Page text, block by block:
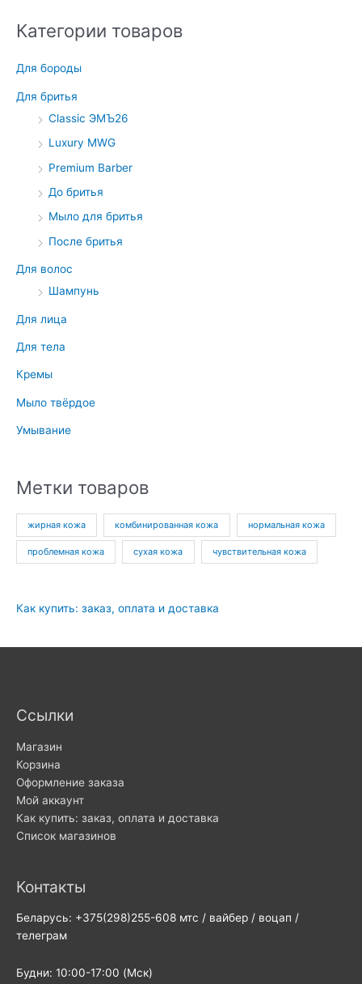
Категории товаров
Для бороды
Для бритья
Classic ЭМЪ26
Luxury MWG
Premium Barber
До бритья
Мыло для бритья
После бритья
Для волос
Шампунь
Для лица
Для тела
Кремы
Мыло твёрдое
Умывание
Метки товаров
жирная кожа комбинированная кожа нормальная кожа
проблемная кожа сухая кожа чувствительная кожа
Как купить: заказ, оплата и доставка
Ссылки
Магазин
Корзина
Оформление заказа
Мой аккаунт
Как купить: заказ, оплата и доставка
Список магазинов
Контакты
Беларусь: +375(298)255-608 мтс / вайбер / воцап /
телеграм
Будни: 10:00-17:00 (Мск)